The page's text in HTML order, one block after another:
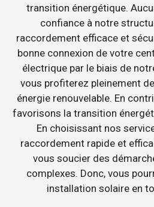
transition énergétique.
confiance à notre
raccordement efficace et
bonne connexion de votre
électrique par le biais de
vous profiterez pleinement
énergie renouvelable. En
favorisons la transition
En choisissant nos
raccordement rapide et
vous soucier des
complexes. Donc, vous
installation solaire en